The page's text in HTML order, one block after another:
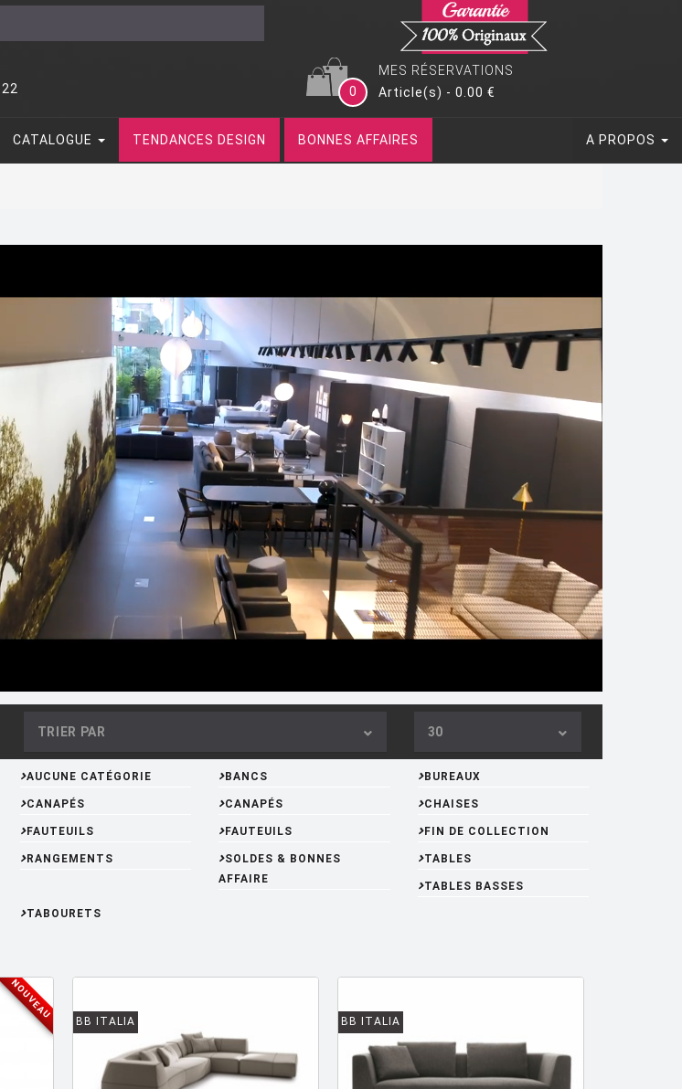
MES RÉSERVATIONS
0
Article(s) - 0.00 €
CATALOGUE TENDANCES DESIGN BONNES AFFAIRES A PROPOS
TRIER PAR 30
AUCUNE CATÉGORIE BANCS BUREAUX
CANAPÉS CANAPÉS CHAISES
FAUTEUILS FAUTEUILS FIN DE COLLECTION
RANGEMENTS
SOLDES & BONNES
AFFAIRE
TABLES
TABLES BASSES
TABOURETS
NOUVEAU
BB ITALIA BB ITALIA